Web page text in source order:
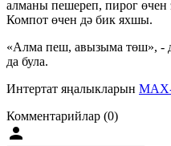
алманы пешереп, пирог өчен
Компот өчен дә бик яхшы.
«Алма пеш, авызыма төш», -
да була.
Интертат яңалыкларын
Комментарийлар (0)